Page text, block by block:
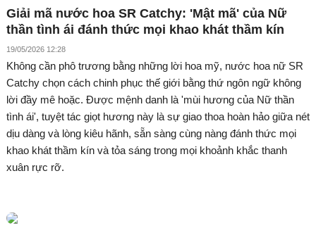
Giải mã nước hoa SR Catchy: 'Mật mã' của Nữ
thần tình ái đánh thức mọi khao khát thầm kín
19/05/2026 12:28
Không cần phô trương bằng những lời hoa mỹ, nước hoa nữ SR
Catchy chọn cách chinh phục thế giới bằng thứ ngôn ngữ không
lời đầy mê hoặc. Được mệnh danh là 'mùi hương của Nữ thần
tình ái', tuyệt tác giọt hương này là sự giao thoa hoàn hảo giữa nét
dịu dàng và lòng kiêu hãnh, sẵn sàng cùng nàng đánh thức mọi
khao khát thầm kín và tỏa sáng trong mọi khoảnh khắc thanh
xuân rực rỡ.